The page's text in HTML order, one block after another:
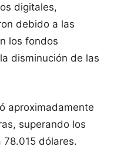
digitales,
debido a las
los fondos
disminución de las
aproximadamente
superando los
dólares.